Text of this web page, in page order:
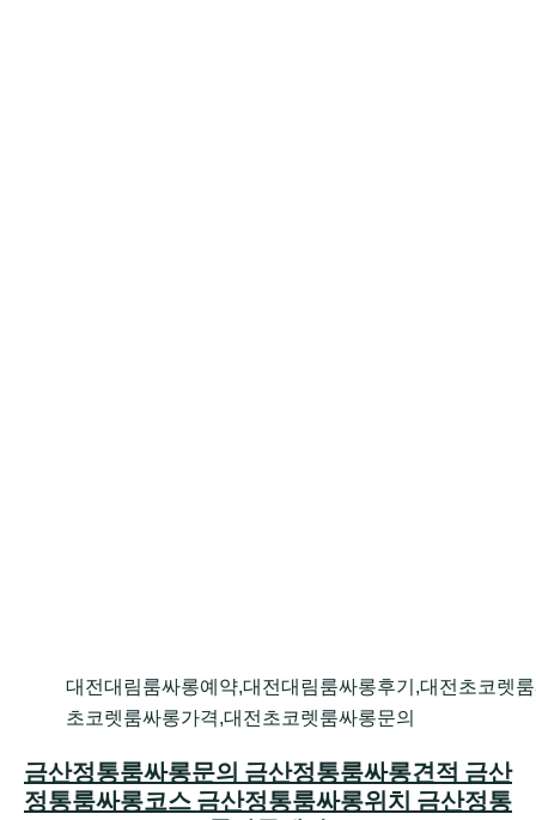
대전대림룸싸롱예약,대전대림룸싸롱후기,대전초코렛
초코렛룸싸롱가격,대전초코렛룸싸롱문의
금산정통룸싸롱문의 금산정통룸싸롱견적 금산
정통룸싸롱코스 금산정통룸싸롱위치 금산정통